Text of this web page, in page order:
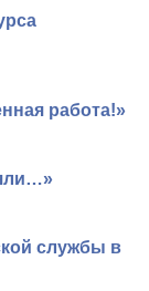
работа!»
службы в